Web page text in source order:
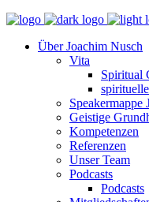
Über Joachim Nusch
Vita
Spiritual
Speakermappe
Geistige
Kompetenzen
Referenzen
Unser Team
Podcasts
Podcasts